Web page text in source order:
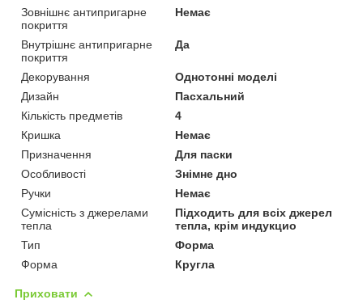
Зовнішнє антипригарне
покриття
Немає
Внутрішнє антипригарне
покриття
Да
Декорування
Однотонні моделі
Дизайн
Пасхальний
Кількість предметів
4
Кришка
Немає
Призначення
Для паски
Особливості
Знімне дно
Ручки
Немає
Сумісність з джерелами
тепла
Підходить для всіх джерел
тепла, крім индукцио
Тип
Форма
Форма
Кругла
Приховати